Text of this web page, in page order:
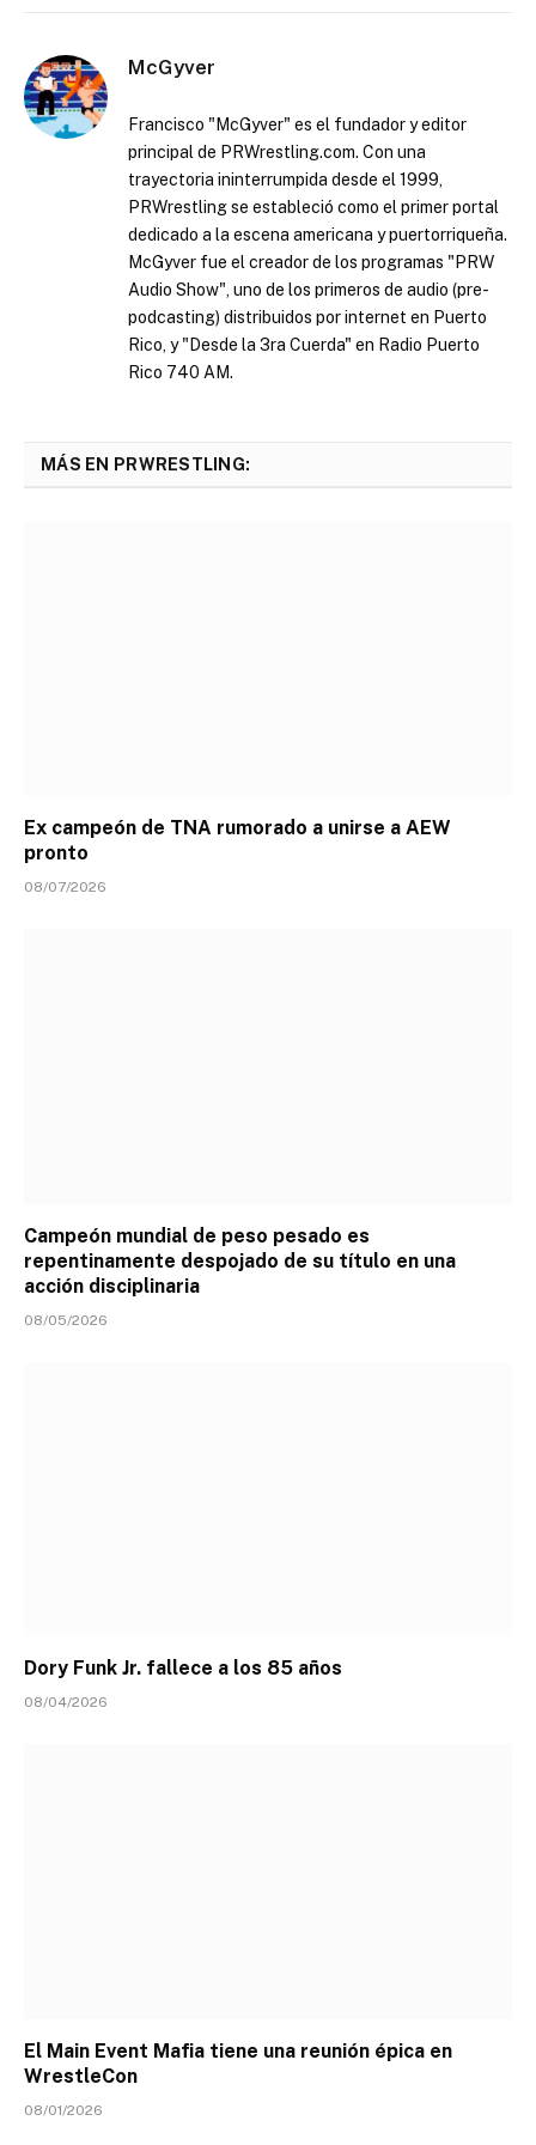
McGyver
Francisco "McGyver" es el fundador y editor
principal de PRWrestling.com. Con una
trayectoria ininterrumpida desde el 1999,
PRWrestling se estableció como el primer portal
dedicado a la escena americana y puertorriqueña.
McGyver fue el creador de los programas "PRW
Audio Show", uno de los primeros de audio (pre-
podcasting) distribuidos por internet en Puerto
Rico, y "Desde la 3ra Cuerda" en Radio Puerto
Rico 740 AM.
MÁS EN PRWRESTLING:
Ex campeón de TNA rumorado a unirse a AEW
pronto
08/07/2026
Campeón mundial de peso pesado es
repentinamente despojado de su título en una
acción disciplinaria
08/05/2026
Dory Funk Jr. fallece a los 85 años
08/04/2026
El Main Event Mafia tiene una reunión épica en
WrestleCon
08/01/2026